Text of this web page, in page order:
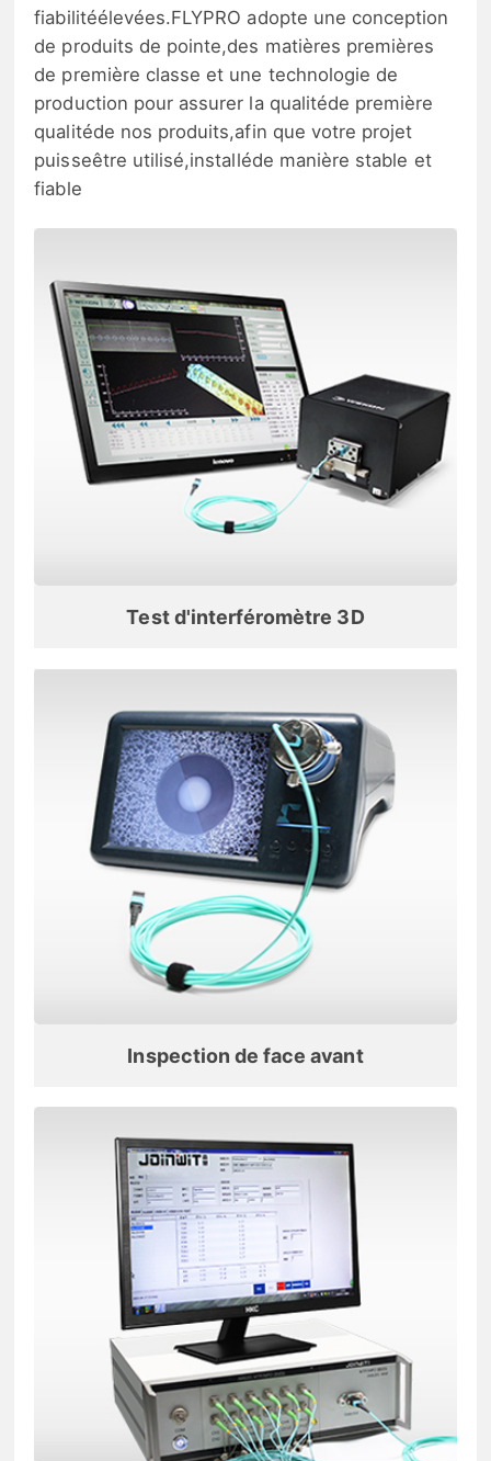
fiabilitéélevées.FLYPRO adopte une conception
de produits de pointe,des matières premières
de première classe et une technologie de
production pour assurer la qualitéde première
qualitéde nos produits,afin que votre projet
puisseêtre utilisé,installéde manière stable et
fiable
Test d'interféromètre 3D
Inspection de face avant